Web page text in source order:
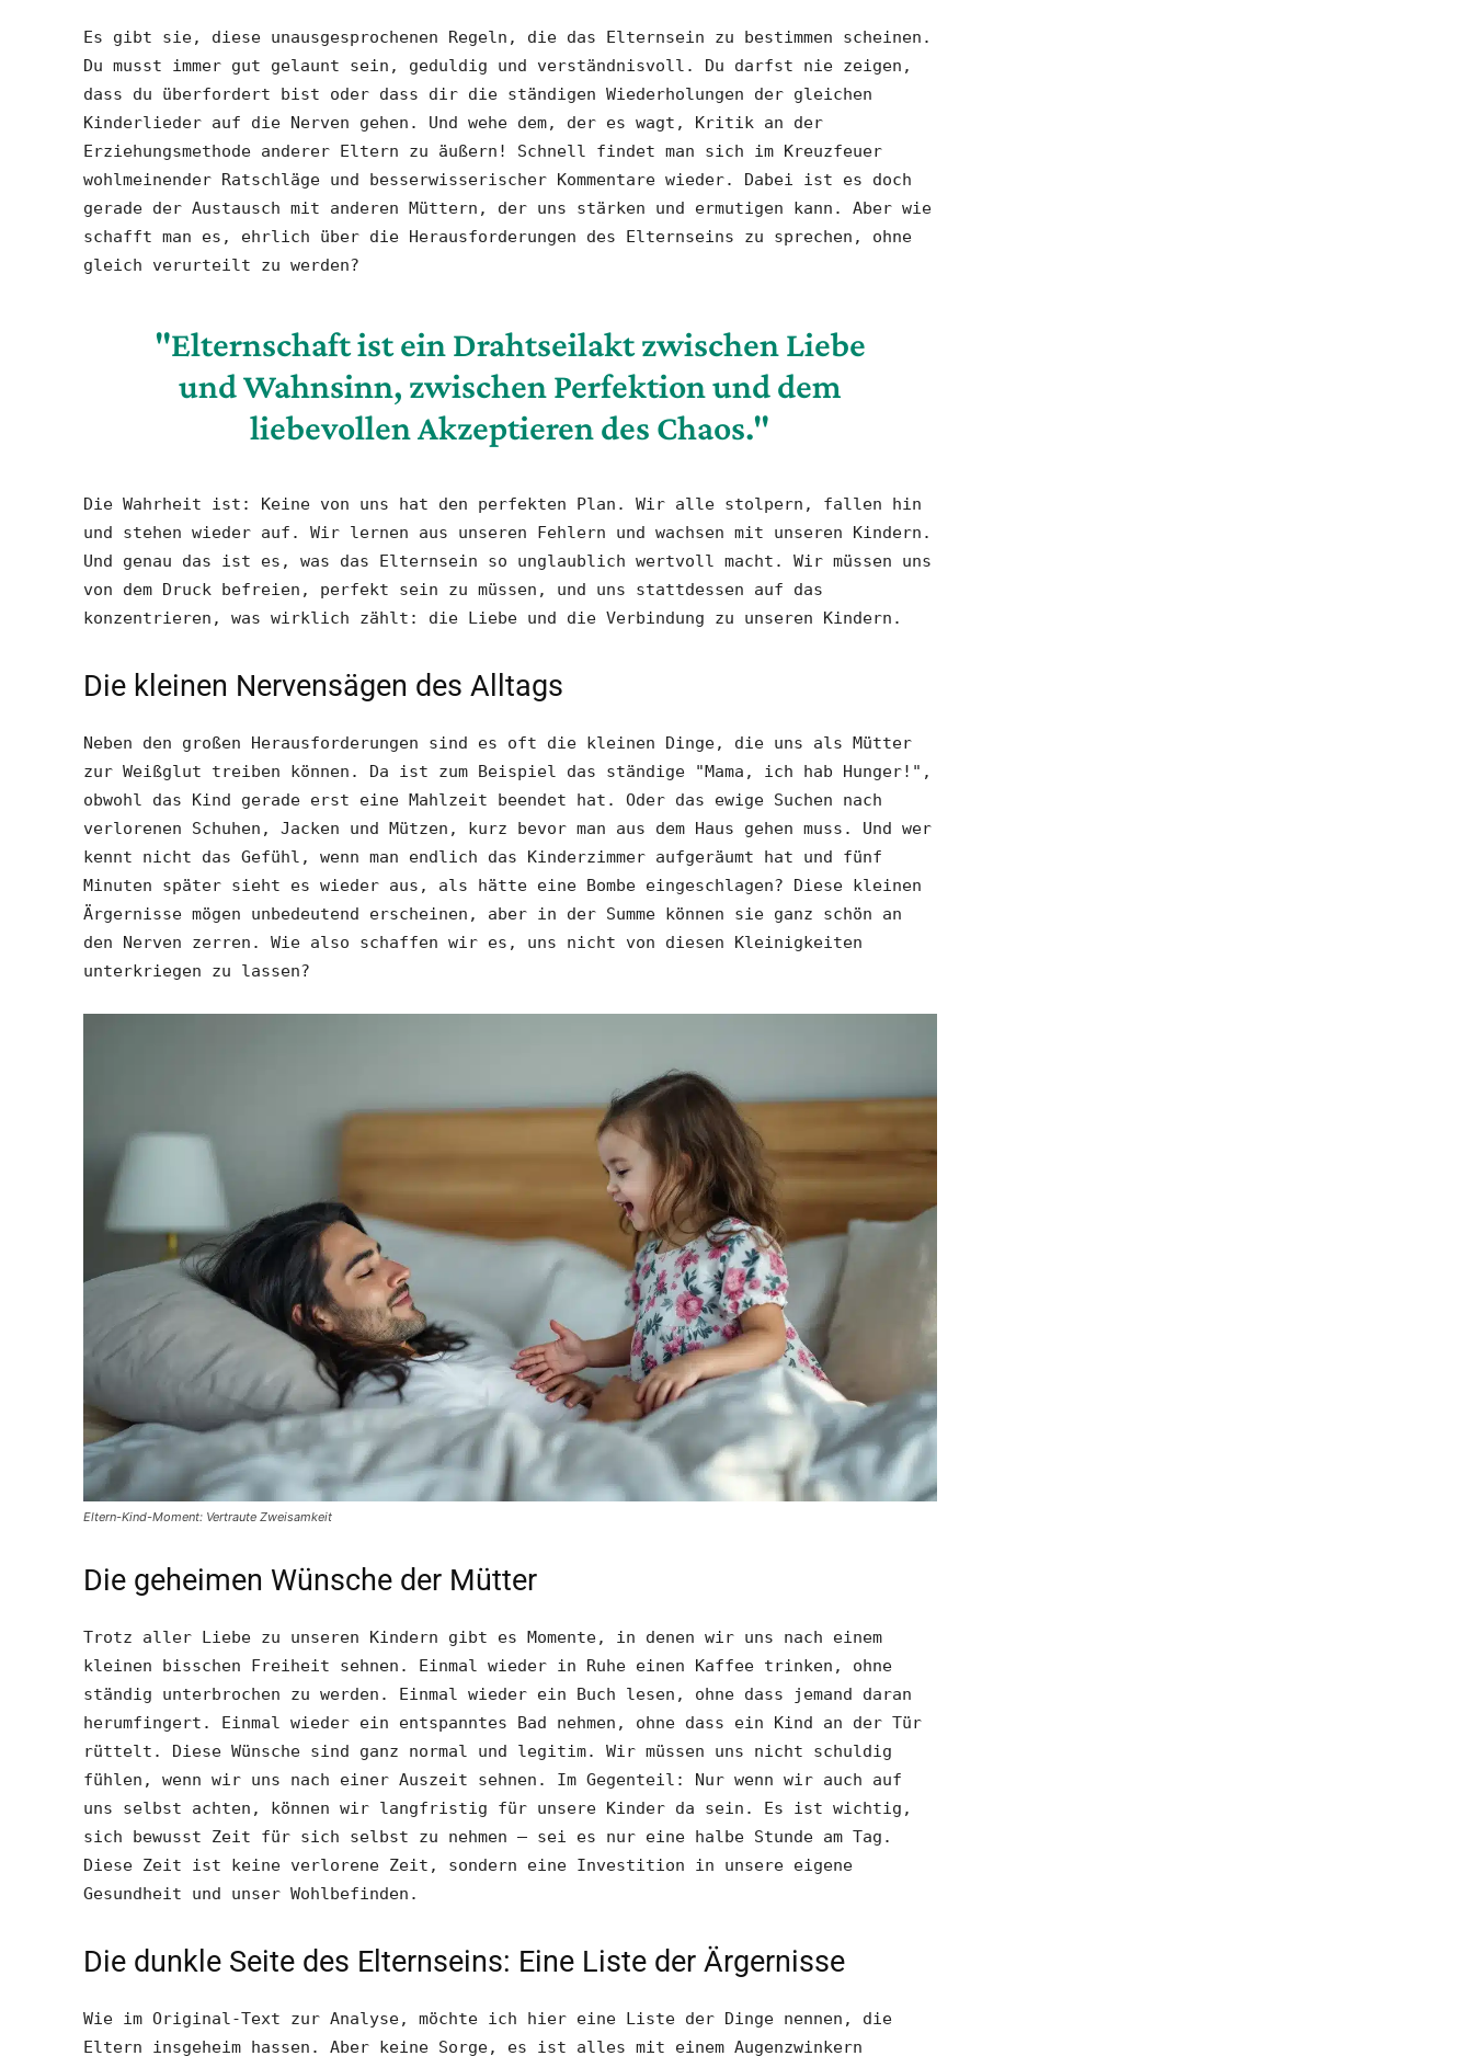
Es gibt sie, diese unausgesprochenen Regeln, die das Elternsein zu bestimmen scheinen.
Du musst immer gut gelaunt sein, geduldig und verständnisvoll. Du darfst nie zeigen,
dass du überfordert bist oder dass dir die ständigen Wiederholungen der gleichen
Kinderlieder auf die Nerven gehen. Und wehe dem, der es wagt, Kritik an der
Erziehungsmethode anderer Eltern zu äußern! Schnell findet man sich im Kreuzfeuer
wohlmeinender Ratschläge und besserwisserischer Kommentare wieder. Dabei ist es doch
gerade der Austausch mit anderen Müttern, der uns stärken und ermutigen kann. Aber wie
schafft man es, ehrlich über die Herausforderungen des Elternseins zu sprechen, ohne
gleich verurteilt zu werden?
"Elternschaft ist ein Drahtseilakt zwischen Liebe
und Wahnsinn, zwischen Perfektion und dem
liebevollen Akzeptieren des Chaos."
Die Wahrheit ist: Keine von uns hat den perfekten Plan. Wir alle stolpern, fallen hin
und stehen wieder auf. Wir lernen aus unseren Fehlern und wachsen mit unseren Kindern.
Und genau das ist es, was das Elternsein so unglaublich wertvoll macht. Wir müssen uns
von dem Druck befreien, perfekt sein zu müssen, und uns stattdessen auf das
konzentrieren, was wirklich zählt: die Liebe und die Verbindung zu unseren Kindern.
Die kleinen Nervensägen des Alltags
Neben den großen Herausforderungen sind es oft die kleinen Dinge, die uns als Mütter
zur Weißglut treiben können. Da ist zum Beispiel das ständige "Mama, ich hab Hunger!",
obwohl das Kind gerade erst eine Mahlzeit beendet hat. Oder das ewige Suchen nach
verlorenen Schuhen, Jacken und Mützen, kurz bevor man aus dem Haus gehen muss. Und wer
kennt nicht das Gefühl, wenn man endlich das Kinderzimmer aufgeräumt hat und fünf
Minuten später sieht es wieder aus, als hätte eine Bombe eingeschlagen? Diese kleinen
Ärgernisse mögen unbedeutend erscheinen, aber in der Summe können sie ganz schön an
den Nerven zerren. Wie also schaffen wir es, uns nicht von diesen Kleinigkeiten
unterkriegen zu lassen?
Eltern-Kind-Moment: Vertraute Zweisamkeit
Die geheimen Wünsche der Mütter
Trotz aller Liebe zu unseren Kindern gibt es Momente, in denen wir uns nach einem
kleinen bisschen Freiheit sehnen. Einmal wieder in Ruhe einen Kaffee trinken, ohne
ständig unterbrochen zu werden. Einmal wieder ein Buch lesen, ohne dass jemand daran
herumfingert. Einmal wieder ein entspanntes Bad nehmen, ohne dass ein Kind an der Tür
rüttelt. Diese Wünsche sind ganz normal und legitim. Wir müssen uns nicht schuldig
fühlen, wenn wir uns nach einer Auszeit sehnen. Im Gegenteil: Nur wenn wir auch auf
uns selbst achten, können wir langfristig für unsere Kinder da sein. Es ist wichtig,
sich bewusst Zeit für sich selbst zu nehmen – sei es nur eine halbe Stunde am Tag.
Diese Zeit ist keine verlorene Zeit, sondern eine Investition in unsere eigene
Gesundheit und unser Wohlbefinden.
Die dunkle Seite des Elternseins: Eine Liste der Ärgernisse
Wie im Original-Text zur Analyse, möchte ich hier eine Liste der Dinge nennen, die
Eltern insgeheim hassen. Aber keine Sorge, es ist alles mit einem Augenzwinkern